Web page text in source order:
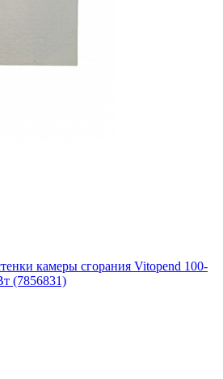
камеры сгорания Vitopend 100-
(7856831)